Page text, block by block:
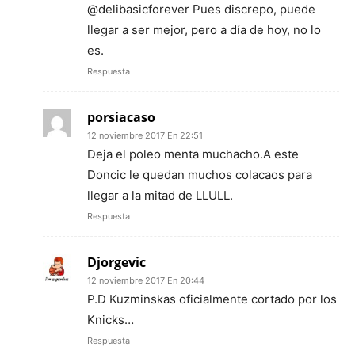
@delibasicforever Pues discrepo, puede
llegar a ser mejor, pero a día de hoy, no lo
es.
Respuesta
porsiacaso
12 noviembre 2017 En 22:51
Deja el poleo menta muchacho.A este
Doncic le quedan muchos colacaos para
llegar a la mitad de LLULL.
Respuesta
Djorgevic
12 noviembre 2017 En 20:44
P.D Kuzminskas oficialmente cortado por los
Knicks…
Respuesta